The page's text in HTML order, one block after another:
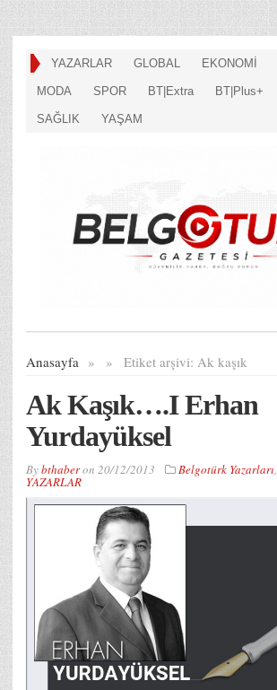
YAZARLAR GLOBAL EKONOMİ
MODA SPOR BT|Extra BT|Plus+
SAĞLIK YAŞAM
Anasayfa » Etiket arşivi:
» Ak kaşık
Ak Kaşık….I Erhan
Yurdayüksel
Bybthaberon 20/12/2013 Belgotürk Yazarları,
YAZARLAR